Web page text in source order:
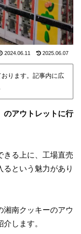
2024.06.11 2025.06.07
ります。記事内に広
のアウトレットに行
きる上に、工場直売
という魅力があり
湘南クッキーのアウ
します。